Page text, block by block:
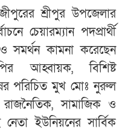
শ্রীপুর উপজেলার
চেয়ারম্যান পদপ্রার্থী
সমর্থন কামনা করেছেন
আহ্বায়ক, বিশিষ্ট
পরিচিত মুখ মোঃ নুরুল
সামাজিক ও
ইউনিয়নের সার্বিক